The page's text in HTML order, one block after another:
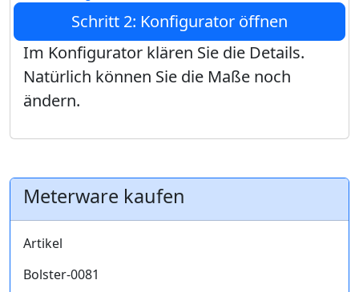
Schritt 2: Konfigurator öffnen
Im Konfigurator klären Sie die Details.
Natürlich können Sie die Maße noch
ändern.
Meterware kaufen
Artikel
Bolster-0081